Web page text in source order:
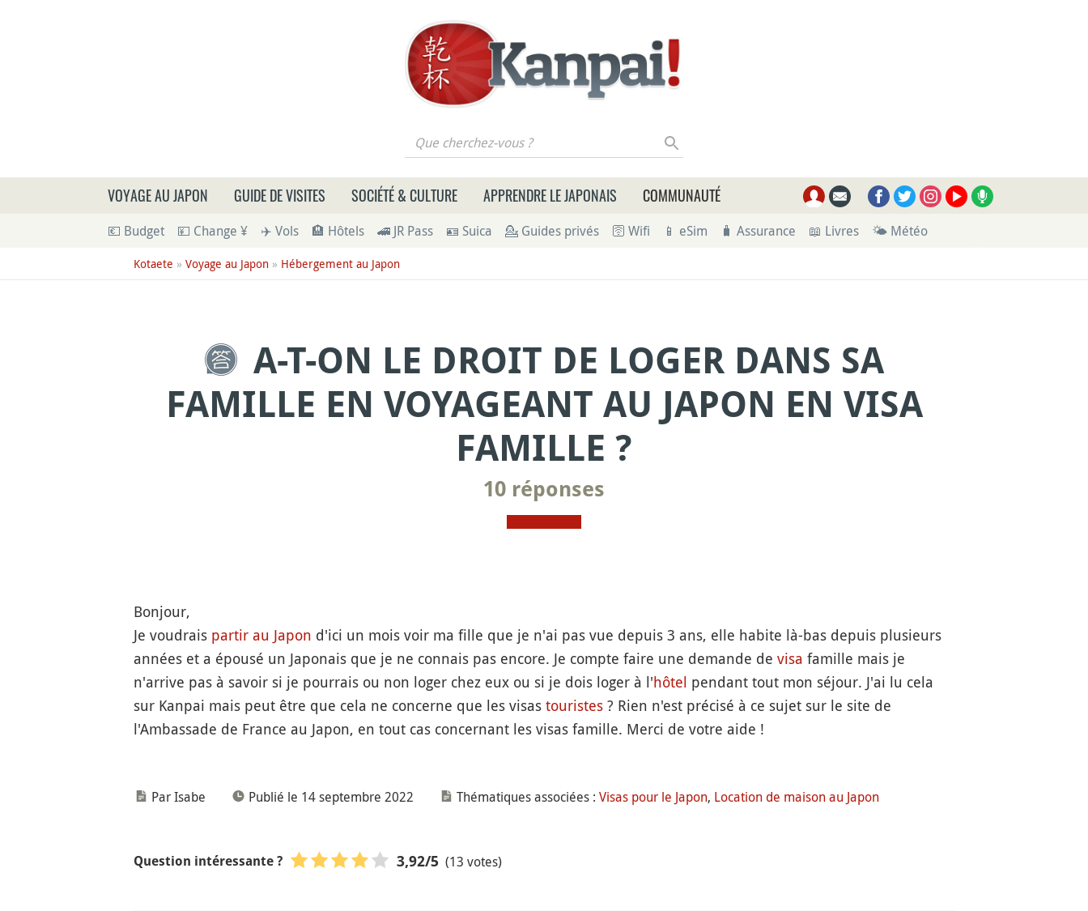
Que cherchez-vous ?
VOYAGE AU JAPON GUIDE DE VISITES SOCIÉTÉ & CULTURE APPRENDRE LE JAPONAIS COMMUNAUTÉ
💶 Budget 💴 Change ¥ ✈️ Vols 🏨 Hôtels 🚄 JR Pass 🪪 Suica 💁 Guides privés 🛜 Wifi 📱 eSim 🧳 Assurance 📖 Livres 🌤 Météo
Kotaete » Voyage au Japon» Hébergement au Japon
A-T-ON LE DROIT DE LOGER DANS SA
FAMILLE EN VOYAGEANT AU JAPON EN VISA
FAMILLE ?
10 réponses
Bonjour,
Je voudrais partir au Japon d'ici un mois voir ma fille que je n'ai pas vue depuis 3 ans, elle habite là-bas depuis plusieurs
années et a épousé un Japonais que je ne connais pas encore. Je compte faire une demande de visa famille mais je
n'arrive pas à savoir si je pourrais ou non loger chez eux ou si je dois loger à l'hôtel pendant tout mon séjour. J'ai lu cela
sur Kanpai mais peut être que cela ne concerne que les visas touristes? Rien n'est précisé à ce sujet sur le site de
l'Ambassade de France au Japon, en tout cas concernant les visas famille. Merci de votre aide !
Par Isabe Publié le 14 septembre 2022 Thématiques associées : Visas pour le Japon, Location de maison au Japon
Question intéressante ? 3,92/5 (13 votes)